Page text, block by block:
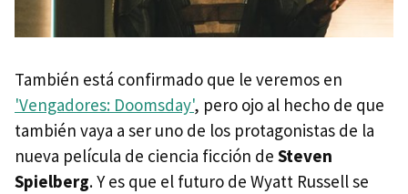
También está confirmado que le veremos en
'Vengadores: Doomsday', pero ojo al hecho de que
también vaya a ser uno de los protagonistas de la
nueva película de ciencia ficción de Steven
Spielberg. Y es que el futuro de Wyatt Russell se